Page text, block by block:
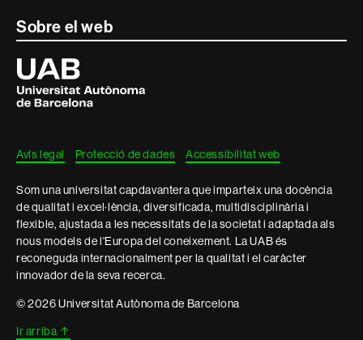
Sobre el web
Universitat
Autònoma
de
Barcelona
Avís legal Protecció de dades Accessibilitat web
Som una universitat capdavantera que imparteix una docència
de qualitat i excel·lència, diversificada, multidisciplinària i
flexible, ajustada a les necessitats de la societat i adaptada als
nous models de l'Europa del coneixement. La UAB és
reconeguda internacionalment per la qualitat i el caràcter
innovador de la seva recerca.
© 2026 Universitat Autònoma de Barcelona
Ir arriba ↑